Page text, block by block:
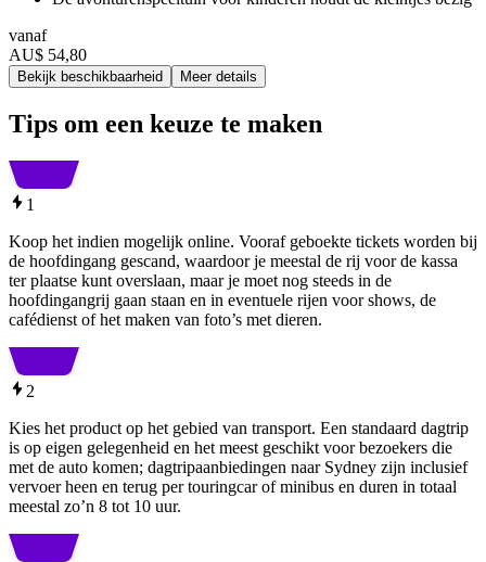
vanaf
AU$ 54,80
Bekijk beschikbaarheid Meer details
Tips om een keuze te maken
1
Koop het indien mogelijk online. Vooraf geboekte tickets worden bij
de hoofdingang gescand, waardoor je meestal de rij voor de kassa
ter plaatse kunt overslaan, maar je moet nog steeds in de
hoofdingangrij gaan staan en in eventuele rijen voor shows, de
cafédienst of het maken van foto’s met dieren.
2
Kies het product op het gebied van transport. Een standaard dagtrip
is op eigen gelegenheid en het meest geschikt voor bezoekers die
met de auto komen; dagtripaanbiedingen naar Sydney zijn inclusief
vervoer heen en terug per touringcar of minibus en duren in totaal
meestal zo’n 8 tot 10 uur.